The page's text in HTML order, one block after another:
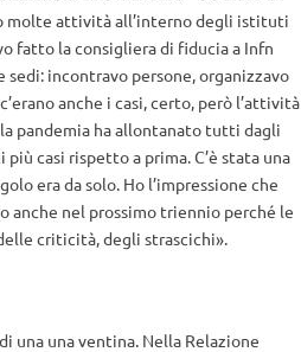
molte attività all’interno degli istituti
fatto la consigliera di fiducia a Infn
incontravo persone, organizzavo
anche i casi, certo, però l’attività
pandemia ha allontanato tutti dagli
casi rispetto a prima. C’è stata una
era da solo. Ho l’impressione che
anche nel prossimo triennio perché le
criticità, degli strascichi».
una una ventina. Nella Relazione